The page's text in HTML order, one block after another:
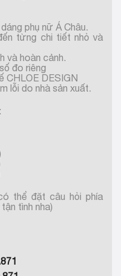
phụ nữ Á Châu.
từng chi tiết nhỏ và
và hoàn cảnh.
đo riêng
CHLOE DESIGN
lỗi do nhà sản xuất.
thể đặt câu hỏi phía
tình nha)